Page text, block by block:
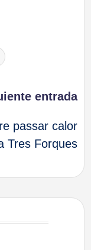
entrada
passar calor
Tres Forques